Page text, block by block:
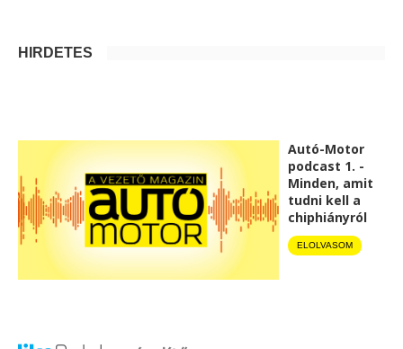
HIRDETÉS
Autó-Motor
podcast 1. -
Minden, amit
tudni kell a
chiphiányról
ELOLVASOM